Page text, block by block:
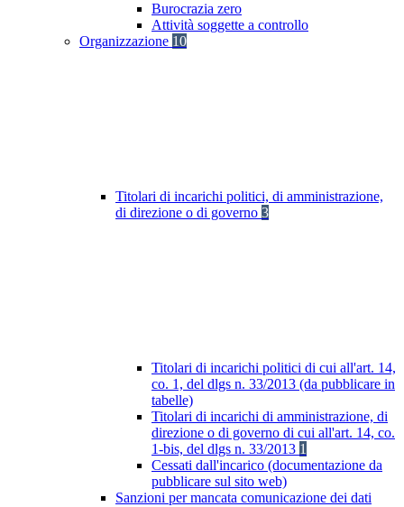
Burocrazia zero
Attività soggette a controllo
Organizzazione 10
Titolari di incarichi politici, di amministrazione,
di direzione o di governo 3
Titolari di incarichi politici di cui all'art. 14,
co. 1, del dlgs n. 33/2013 (da pubblicare in
tabelle)
Titolari di incarichi di amministrazione, di
direzione o di governo di cui all'art. 14, co.
1-bis, del dlgs n. 33/2013 1
Cessati dall'incarico (documentazione da
pubblicare sul sito web)
Sanzioni per mancata comunicazione dei dati